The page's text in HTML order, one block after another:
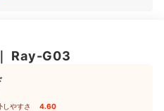
Ray-G03
しやすさ 4.60